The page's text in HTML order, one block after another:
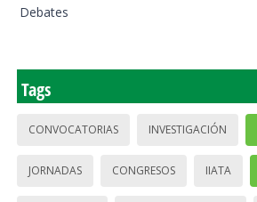
Debates
Tags
CONVOCATORIAS INVESTIGACIÓN
JORNADAS CONGRESOS IIATA